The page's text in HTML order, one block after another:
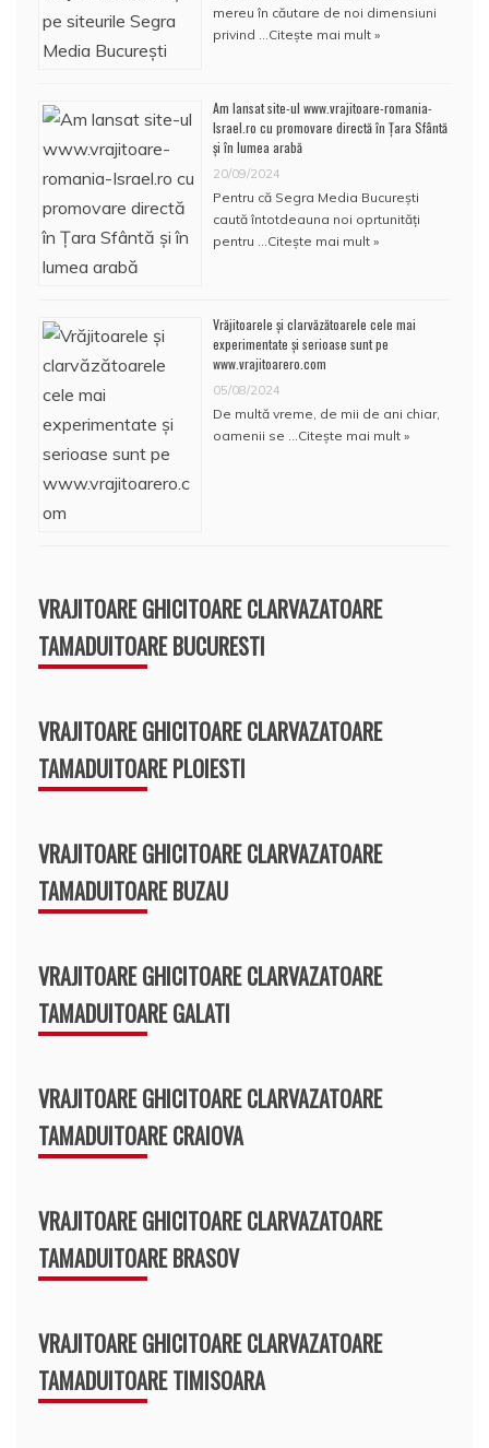
mereu în căutare de noi dimensiuni
privind …Citește mai mult »
Am lansat site-ul www.vrajitoare-romania-
Israel.ro cu promovare directă în Țara Sfântă
și în lumea arabă
20/09/2024
Pentru că Segra Media București
caută întotdeauna noi oprtunități
pentru …Citește mai mult »
Vrăjitoarele și clarvăzătoarele cele mai
experimentate și serioase sunt pe
www.vrajitoarero.com
05/08/2024
De multă vreme, de mii de ani chiar,
oamenii se …Citește mai mult »
VRAJITOARE GHICITOARE CLARVAZATOARE
TAMADUITOARE BUCURESTI
VRAJITOARE GHICITOARE CLARVAZATOARE
TAMADUITOARE PLOIESTI
VRAJITOARE GHICITOARE CLARVAZATOARE
TAMADUITOARE BUZAU
VRAJITOARE GHICITOARE CLARVAZATOARE
TAMADUITOARE GALATI
VRAJITOARE GHICITOARE CLARVAZATOARE
TAMADUITOARE CRAIOVA
VRAJITOARE GHICITOARE CLARVAZATOARE
TAMADUITOARE BRASOV
VRAJITOARE GHICITOARE CLARVAZATOARE
TAMADUITOARE TIMISOARA